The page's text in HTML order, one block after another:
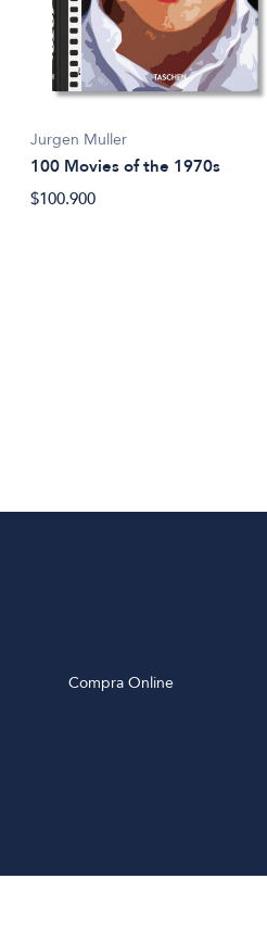
Jurgen Muller
100 Movies of the 1970s
$100.900
Compra Online